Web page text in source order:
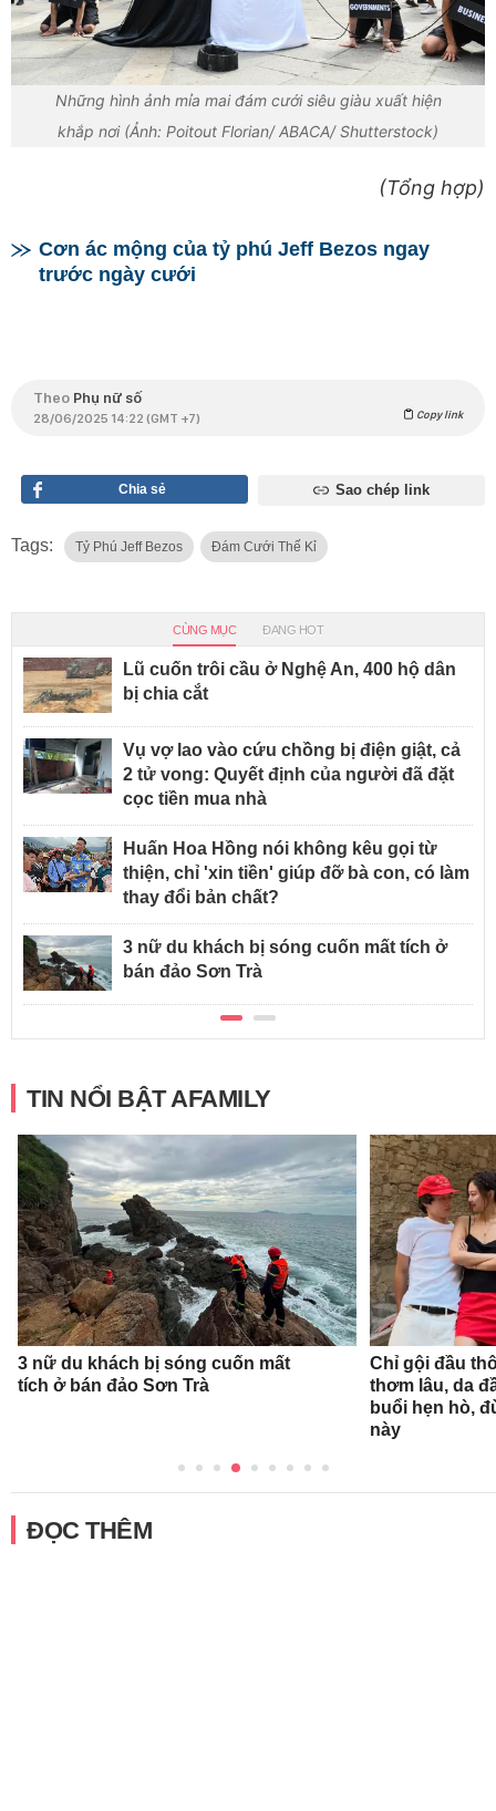
Những hình ảnh mỉa mai đám cưới siêu giàu xuất hiện
khắp nơi (Ảnh: Poitout Florian/ ABACA/ Shutterstock)
(Tổng hợp)
Cơn ác mộng của tỷ phú Jeff Bezos ngay
trước ngày cưới
Theo Phụ nữ số
28/06/2025 14:22 (GMT +7) Copy link
Chia sẻ Sao chép link
Tags: Tỷ Phú Jeff Bezos Đám Cưới Thế Kỉ
CÙNG MỤC ĐANG HOT
Lũ cuốn trôi cầu ở Nghệ An, 400 hộ dân
bị chia cắt
Vụ vợ lao vào cứu chồng bị điện giật, cả
2 tử vong: Quyết định của người đã đặt
cọc tiền mua nhà
Huấn Hoa Hồng nói không kêu gọi từ
thiện, chỉ 'xin tiền' giúp đỡ bà con, có làm
thay đổi bản chất?
3 nữ du khách bị sóng cuốn mất tích ở
bán đảo Sơn Trà
TIN NỔI BẬT AFAMILY
3 nữ du khách bị sóng cuốn mất
tích ở bán đảo Sơn Trà
Chỉ gội đầu
thơm lâu, da
buổi hẹn hò,
này
ĐỌC THÊM